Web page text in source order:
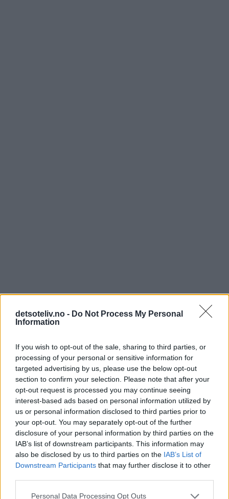
detsoteliv.no - Do Not Process My Personal
Information
If you wish to opt-out of the sale, sharing to third parties, or
processing of your personal or sensitive information for
targeted advertising by us, please use the below opt-out
section to confirm your selection. Please note that after your
opt-out request is processed you may continue seeing
interest-based ads based on personal information utilized by
us or personal information disclosed to third parties prior to
your opt-out. You may separately opt-out of the further
disclosure of your personal information by third parties on the
IAB’s list of downstream participants. This information may
also be disclosed by us to third parties on the IAB’s List of
Downstream Participants that may further disclose it to other
Personal Data Processing Opt Outs
1 kommentar
Carina Monsen - 21.01.2018 - 23:16
Hei.
Hvor mange skåler gir denne oppskriften?
Mvh, Carina
Svar
Skriv ny kommentar